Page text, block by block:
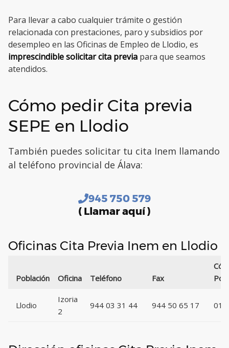
Para llevar a cabo cualquier trámite o gestión
relacionada con prestaciones, paro y subsidios por
desempleo en las Oficinas de Empleo de Llodio, es
imprescindible solicitar cita previa para que seamos
atendidos.
Cómo pedir Cita previa
SEPE en Llodio
También puedes solicitar tu cita Inem llamando
al teléfono provincial de Álava:
945 750 579
( Llamar aquí )
Oficinas Cita Previa Inem en Llodio
Población Oficina Teléfono Fax
Llodio
Izoria
2
944 03 31 44 944 50 65 17